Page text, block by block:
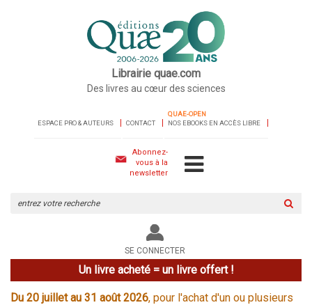
Librairie quae.com
Des livres au cœur des sciences
ESPACE PRO & AUTEURS CONTACT
QUAE-OPEN
NOS EBOOKS EN ACCÈS LIBRE
Abonnez-
vous à la
newsletter
le
site
SE CONNECTER
Un livre acheté = un livre offert !
Du 20 juillet au 31 août 2026, pour l'achat d'un ou plusieurs